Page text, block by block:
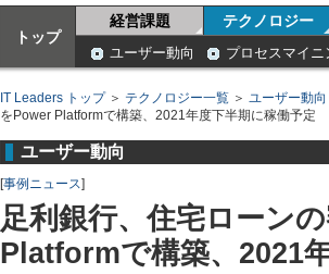
トップ
経営課題 テクノロジー
ユーザー動向 プロセスマイニ
IT Leaders トップ＞ テクノロジー一覧 ＞ ユーザー動向
をPower Platformで構築、2021年度下半期に稼働予定
ユーザー動向
[事例ニュース]
足利銀行、住宅ローン
Platformで構築、2021